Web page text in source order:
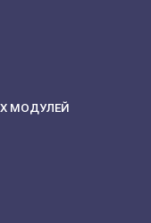
МОДУЛЕЙ